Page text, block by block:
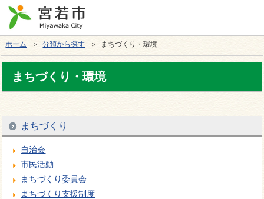
ホーム ＞分類から探す ＞ まちづくり・環境
まちづくり・環境
まちづくり
自治会
市民活動
まちづくり委員会
まちづくり支援制度